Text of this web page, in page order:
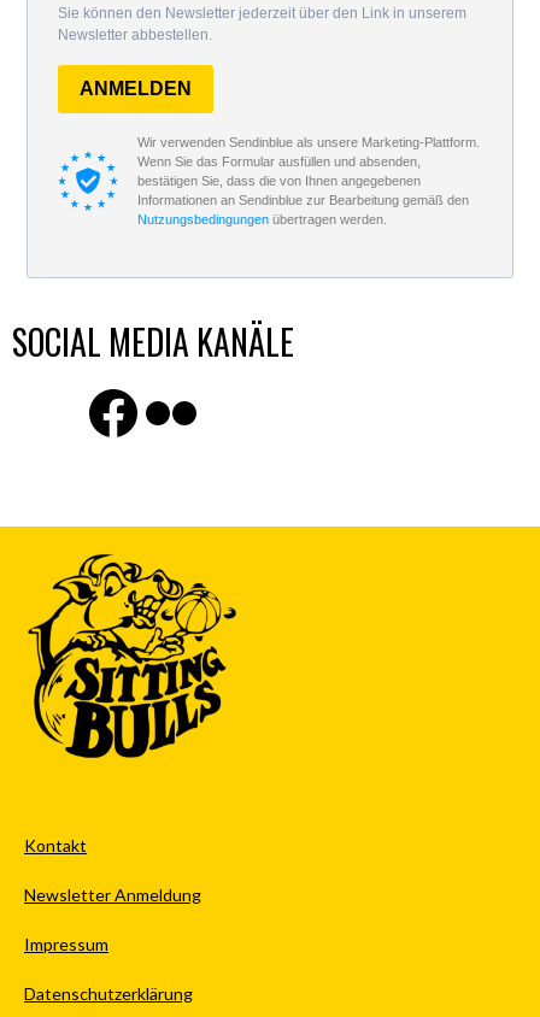
Sie können den Newsletter jederzeit über den Link in unserem
Newsletter abbestellen.
ANMELDEN
Wir verwenden Sendinblue als unsere Marketing-Plattform.
Wenn Sie das Formular ausfüllen und absenden,
bestätigen Sie, dass die von Ihnen angegebenen
Informationen an Sendinblue zur Bearbeitung gemäß den
Nutzungsbedingungenübertragen werden.
SOCIAL MEDIA KANÄLE
Finde uns auf Facebook
Flickr
Kontakt
Newsletter Anmeldung
Impressum
Datenschutzerklärung